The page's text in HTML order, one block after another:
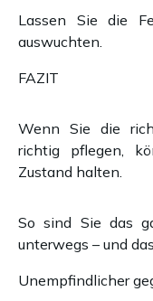
Lassen Sie die
auswuchten.
FAZIT
Wenn Sie die
richtig pflegen,
Zustand halten.
So sind Sie das
unterwegs – und
Unempfindlicher